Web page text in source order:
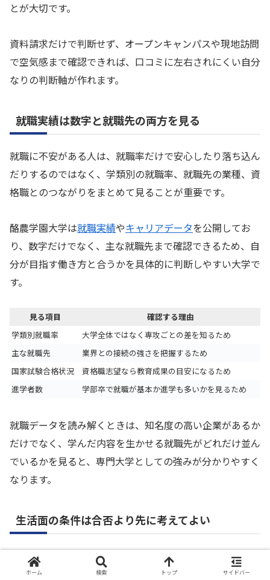
とが大切です。
資料請求だけで判断せず、オープンキャンパスや現地訪問
で空気感まで確認できれば、口コミに左右されにくい自分
なりの判断軸が作れます。
就職実績は数字と就職先の両方を見る
就職に不安がある人は、就職率だけで安心したり落ち込ん
だりするのではなく、学類別の就職率、就職先の業種、資
格職とのつながりをまとめて見ることが重要です。
酪農学園大学は就職実績やキャリアデータを公開してお
り、数字だけでなく、主な就職先まで確認できるため、自
分が目指す働き方と合うかを具体的に判断しやすい大学で
す。
見る項目
確認する理由
学類別就職率
大学全体ではなく専攻ごとの差を知るため
主な就職先
業界との接続の強さを把握するため
国家試験合格状況
資格職志望なら教育成果の目安になるため
進学者数
学部卒で就職が基本か進学も多いかを見るため
就職データを読み解くときは、知名度の高い企業があるか
だけでなく、学んだ内容を生かせる就職先がどれだけ並ん
でいるかを見ると、専門大学としての強みが分かりやすく
なります。
生活面の条件は合否より先に考えてよい
受験生は学力面ばかり気にしがちですが、酪農学園大学の
ように生活環境の影響が大きい大学では、通学、住まい、
ホーム 検索 トップ サイドバー